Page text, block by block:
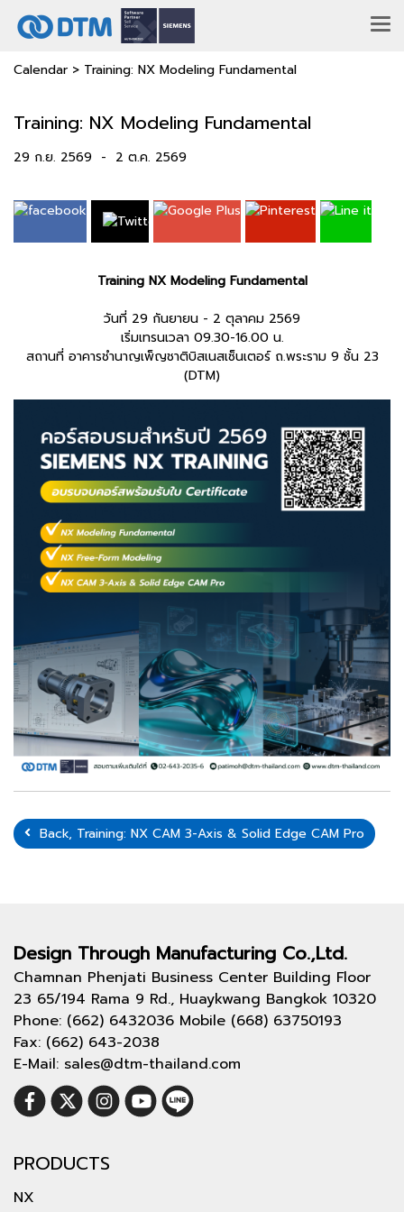
Calendar > Training: NX Modeling Fundamental
Training: NX Modeling Fundamental
29 ก.ย. 2569 - 2 ต.ค. 2569
Training NX Modeling Fundamental
วันที่ 29 กันยายน - 2 ตุลาคม 2569
เริ่มเทรนเวลา 09.30-16.00 น.
สถานที่ อาคารชำนาญเพ็ญชาติบิสเนสเซ็นเตอร์ ถ.พระราม 9 ชั้น 23
(DTM)
Back, Training: NX CAM 3-Axis & Solid Edge CAM Pro
Design Through Manufacturing Co.,Ltd.
Chamnan Phenjati Business Center Building Floor
23 65/194 Rama 9 Rd., Huaykwang Bangkok 10320
Phone: (662) 6432036 Mobile (668) 63750193
Fax: (662) 643-2038
E-Mail: sales@dtm-thailand.com
PRODUCTS
NX